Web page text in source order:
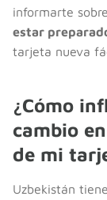
informarte
estar
tarjeta nueva
¿Cómo
cambio
de mi
Uzbekistán